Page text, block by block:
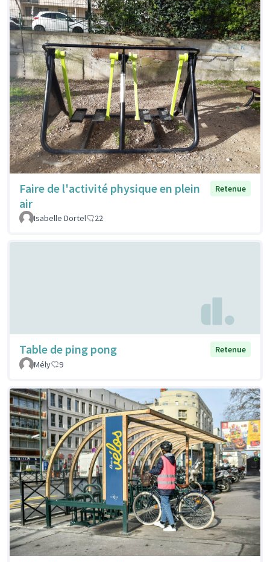
Faire de l'activité physique en plein
air
Retenue
Isabelle Dortel 22
Table de ping pong
Retenue
Mély
9